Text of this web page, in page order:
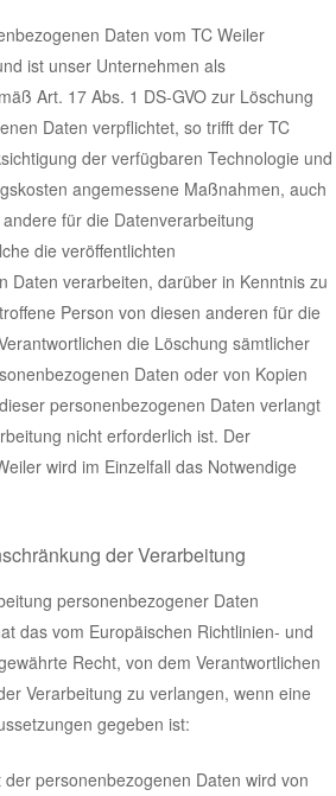
Daten vom TC Weiler
ist unser Unternehmen als
Art. 17 Abs. 1 DS-GVO zur Löschung
Daten verpflichtet, so trifft der TC
der verfügbaren Technologie und
angemessene Maßnahmen, auch
für die Datenverarbeitung
die veröffentlichten
Daten verarbeiten, darüber in Kenntnis zu
Person von diesen anderen für die
die Löschung sämtlicher
Daten oder von Kopien
personenbezogenen Daten verlangt
nicht erforderlich ist. Der
wird im Einzelfall das Notwendige
der Verarbeitung
personenbezogener Daten
das vom Europäischen Richtlinien- und
Recht, von dem Verantwortlichen
Verarbeitung zu verlangen, wenn eine
gegeben ist:
der personenbezogenen Daten wird von